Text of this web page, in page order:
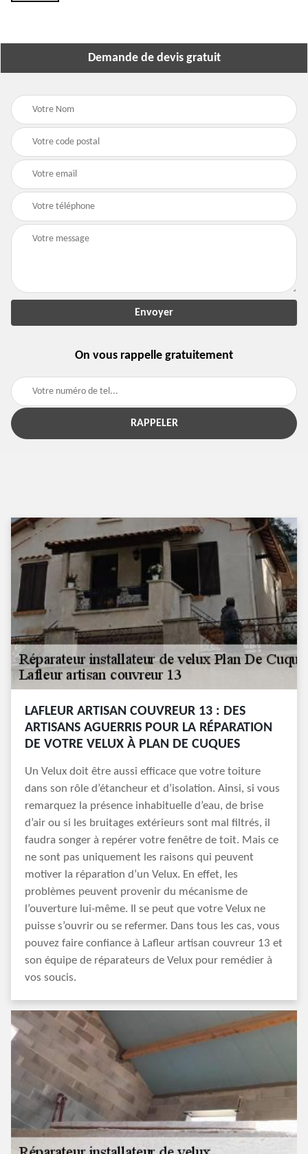
Demande de devis gratuit
On vous rappelle gratuitement
LAFLEUR ARTISAN COUVREUR 13 : DES
ARTISANS AGUERRIS POUR LA RÉPARATION
DE VOTRE VELUX À PLAN DE CUQUES
Un Velux doit être aussi efficace que votre toiture
dans son rôle d’étancheur et d’isolation. Ainsi, si vous
remarquez la présence inhabituelle d’eau, de brise
d’air ou si les bruitages extérieurs sont mal filtrés, il
faudra songer à repérer votre fenêtre de toit. Mais ce
ne sont pas uniquement les raisons qui peuvent
motiver la réparation d’un Velux. En effet, les
problèmes peuvent provenir du mécanisme de
l’ouverture lui-même. Il se peut que votre Velux ne
puisse s’ouvrir ou se refermer. Dans tous les cas, vous
pouvez faire confiance à Lafleur artisan couvreur 13 et
son équipe de réparateurs de Velux pour remédier à
vos soucis.